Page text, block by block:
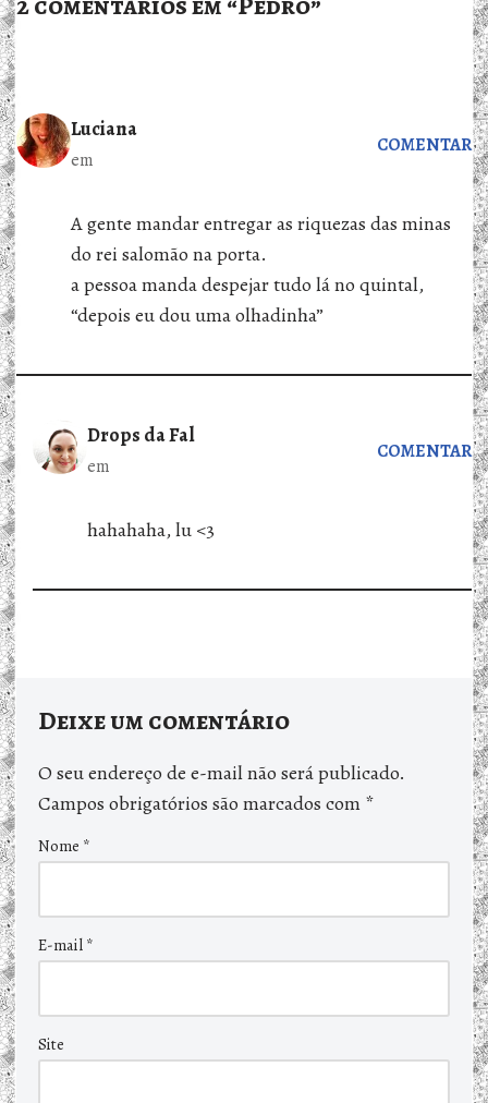
Luciana
em
COMENTAR
A gente mandar entregar as riquezas das minas
do rei salomão na porta.
a pessoa manda despejar tudo lá no quintal,
“depois eu dou uma olhadinha”
Drops da Fal
em
COMENTAR
hahahaha, lu <3
Deixe um comentário
O seu endereço de e-mail não será publicado.
Campos obrigatórios são marcados com *
Nome *
E-mail *
Site